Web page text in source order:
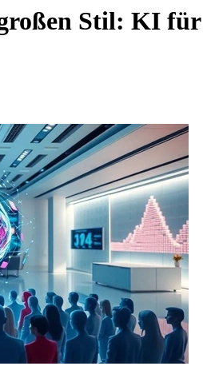
Stil: KI